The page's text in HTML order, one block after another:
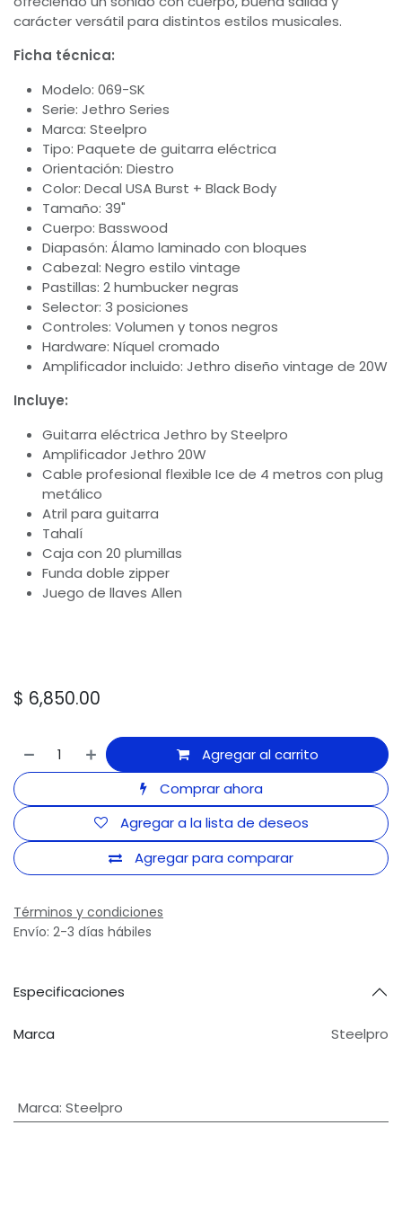
carácter versátil para distintos estilos musicales.
Ficha técnica:
Modelo: 069-SK
Serie: Jethro Series
Marca: Steelpro
Tipo: Paquete de guitarra eléctrica
Orientación: Diestro
Color: Decal USA Burst + Black Body
Tamaño: 39"
Cuerpo: Basswood
Diapasón: Álamo laminado con bloques
Cabezal: Negro estilo vintage
Pastillas: 2 humbucker negras
Selector: 3 posiciones
Controles: Volumen y tonos negros
Hardware: Níquel cromado
Amplificador incluido: Jethro diseño vintage de 20W
Incluye:
Guitarra eléctrica Jethro by Steelpro
Amplificador Jethro 20W
Cable profesional flexible Ice de 4 metros con plug
metálico
Atril para guitarra
Tahalí
Caja con 20 plumillas
Funda doble zipper
Juego de llaves Allen
$ 6,850.00
Agregar al carrito
Comprar ahora
Agregar para comparar
Agregar a la lista de deseos
Términos y condiciones
Envío: 2-3 días hábiles
Especificaciones
Marca Steelpro
Marca: Steelpro